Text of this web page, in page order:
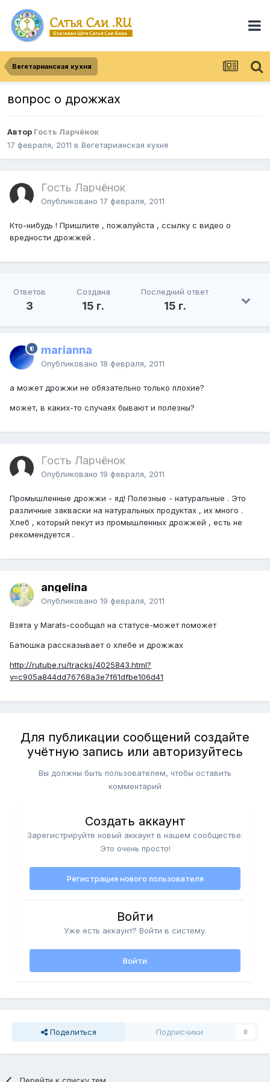
Вегетарианская кухня
вопрос о дрожжах
Автор Гость Ларчёнок
17 февраля, 2011 в Вегетарианская кухня
Гость Ларчёнок
Опубликовано 17 февраля, 2011
Кто-нибудь ! Пришлите , пожалуйста , ссылку с видео о
вредности дрожжей .
Ответов
3
Создана
15 г.
Последний ответ
15 г.
marianna
Опубликовано 18 февраля, 2011
а может дрожжи не обязательно только плохие?
может, в каких-то случаях бывают и полезны?
Гость Ларчёнок
Опубликовано 19 февраля, 2011
Промышленные дрожжи - яд! Полезные - натуральные . Это
различные закваски на натуральных продуктах , их много .
Хлеб , который пекут из промышленных дрожжей , есть не
рекомендуется .
angelina
Опубликовано 19 февраля, 2011
Взята у Marats-сообщал на статусе-может поможет
Батюшка рассказывает о хлебе и дрожжах
http://rutube.ru/tracks/4025843.html?
v=c905a844dd76768a3e7f61dfbe106d41
Для публикации сообщений создайте
учётную запись или авторизуйтесь
Вы должны быть пользователем, чтобы оставить
комментарий
Создать аккаунт
Зарегистрируйте новый аккаунт в нашем сообществе.
Это очень просто!
Регистрация нового пользователя
Войти
Уже есть аккаунт? Войти в систему.
Войти
Поделиться Подписчики 0